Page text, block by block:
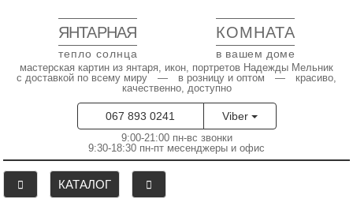
ЯНТАРНАЯ КОМНАТА
тепло солнца в вашем доме
мастерская картин из янтаря, икон, портретов Надежды Мельник
с доставкой по всему миру — в розницу и оптом — красиво,
качественно, доступно
067 893 0241 Viber
9:00-21:00 пн-вс звонки
9:30-18:30 пн-пт месенджеры и офис
КАТАЛОГ